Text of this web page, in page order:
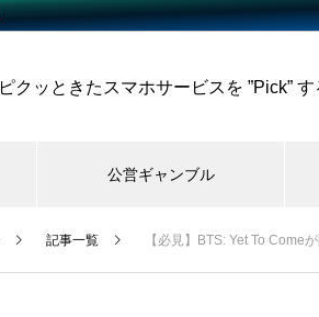
ピクッときたスマホサービスを ”Pick”
公営ギャンブル
記事一覧 【必見】BTS: Yet To Come